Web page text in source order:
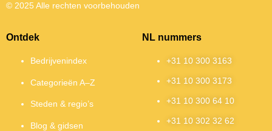
© 2025 Alle rechten voorbehouden
Ontdek
Bedrijvenindex
Categorieën A–Z
Steden & regio’s
Blog & gidsen
NL nummers
+31 10 300 3163
+31 10 300 3173
+31 10 300 64 10
+31 10 302 32 62